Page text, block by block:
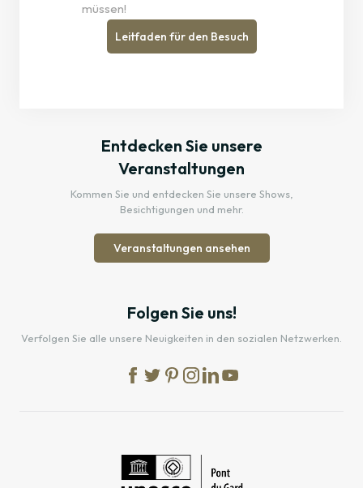
müssen!
Leitfaden für den Besuch
Entdecken Sie unsere
Veranstaltungen
Kommen Sie und entdecken Sie unsere Shows,
Besichtigungen und mehr.
Veranstaltungen ansehen
Folgen Sie uns!
Verfolgen Sie alle unsere Neuigkeiten in den sozialen Netzwerken.